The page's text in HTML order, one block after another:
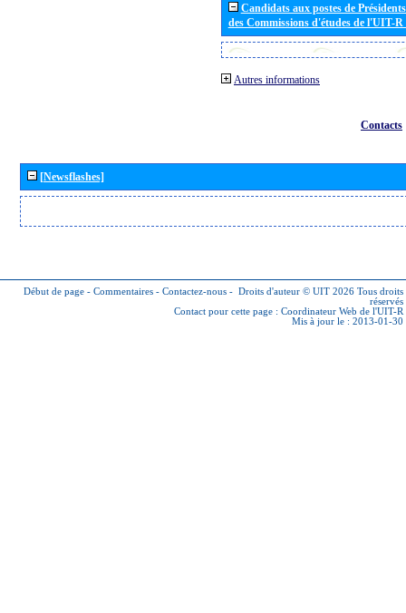
Candidats aux postes de
des Commissions d'études de l'UIT-
Autres informations
Contacts
[Newsflashes]
Début de page - Commentaires - Contactez-nous - Droits d'auteur © UIT 2026 Tous droits
réservés
Contact pour cette page : Coordinateur Web de l'UIT-R
Mis à jour le : 2013-01-30